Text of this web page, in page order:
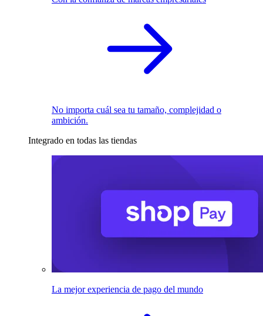
No importa cuál sea tu tamaño, complejidad o
ambición.
Integrado en todas las tiendas
La mejor experiencia de pago del mundo